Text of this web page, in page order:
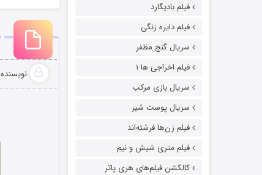
فیلم بادیگارد
فیلم دایره زنگی
سریال گنج مظفر
فیلم اخراجی ها ۱
سریال بازی مرکب
سریال پوست شیر
فیلم زن‌ها فرشته‌اند
فیلم متری شیش و نیم
کالکشن فیلم‌های هری پاتر
نویسنده